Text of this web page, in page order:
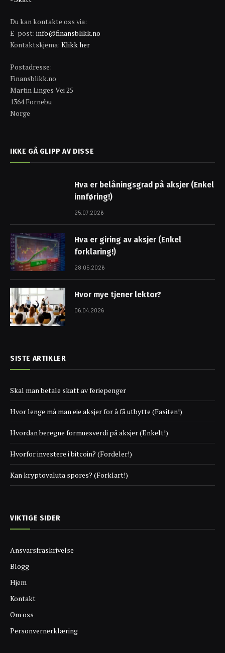
Du kan kontakte oss via:
E-post: info@finansblikk.no
Kontaktskjema: Klikk her
Postadresse:
Finansblikk.no
Martin Linges Vei 25
1364 Fornebu
Norge
IKKE GÅ GLIPP AV DISSE
Hva er belåningsgrad på aksjer (Enkel
innføring!)
25.07.2026
Hva er giring av aksjer (Enkel
forklaring!)
28.05.2026
Hvor mye tjener lektor?
06.04.2026
SISTE ARTIKLER
Skal man betale skatt av feriepenger
Hvor lenge må man eie aksjer for å få utbytte (Fasiten!)
Hvordan beregne formuesverdi på aksjer (Enkelt!)
Hvorfor investere i bitcoin? (Fordeler!)
Kan kryptovaluta spores? (Forklart!)
VIKTIGE SIDER
Ansvarsfraskrivelse
Blogg
Hjem
Kontakt
Om oss
Personvernerklæring